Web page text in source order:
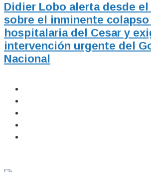
Didier Lobo alerta desde el
sobre el inminente colapso
hospitalaria del Cesar y
intervención urgente del
Nacional